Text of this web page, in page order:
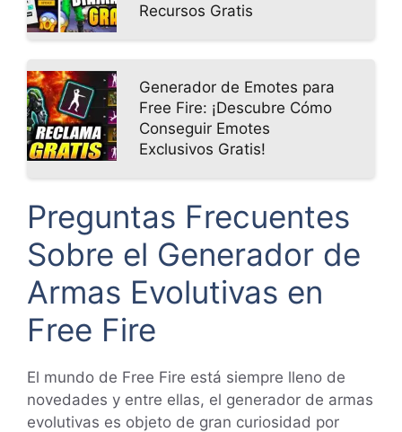
Recursos Gratis
Generador de Emotes para
Free Fire: ¡Descubre Cómo
Conseguir Emotes
Exclusivos Gratis!
Preguntas Frecuentes
Sobre el Generador de
Armas Evolutivas en
Free Fire
El mundo de Free Fire está siempre lleno de
novedades y entre ellas, el generador de armas
evolutivas es objeto de gran curiosidad por